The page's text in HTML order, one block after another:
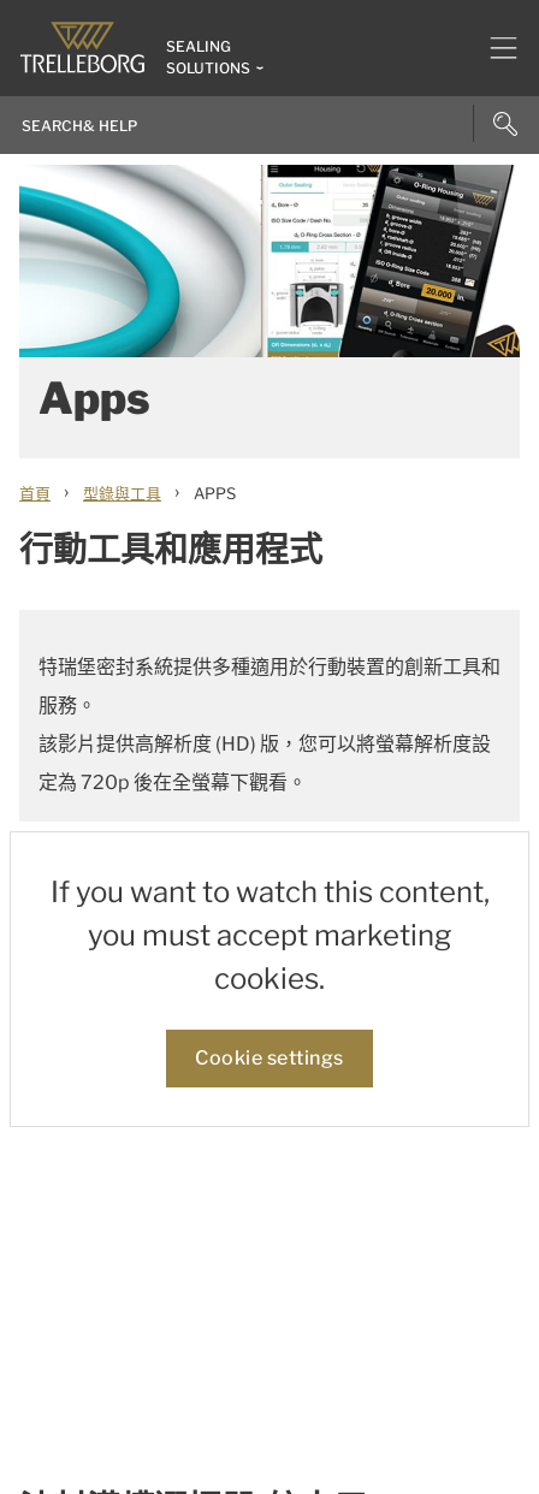
SEALING
SOLUTIONS
Apps
首頁 › 型錄與工具 › APPS
行動工具和應用程式
特瑞堡密封系統提供多種適用於行動裝置的創新工具和
服務。
該影片提供高解析度 (HD) 版，您可以將螢幕解析度設
定為 720p 後在全螢幕下觀看。
If you want to watch this content,
you must accept marketing
cookies.
Cookie settings